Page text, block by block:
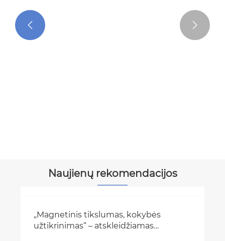
 
Naujienų rekomendacijos
„Magnetinis tikslumas, kokybės
užtikrinimas“ – atskleidžiamas